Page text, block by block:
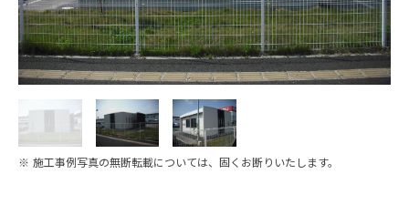
※ 施工事例写真の無断転載については、固くお断りいたします。